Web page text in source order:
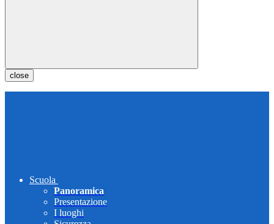
close
Scuola
Panoramica
Presentazione
I luoghi